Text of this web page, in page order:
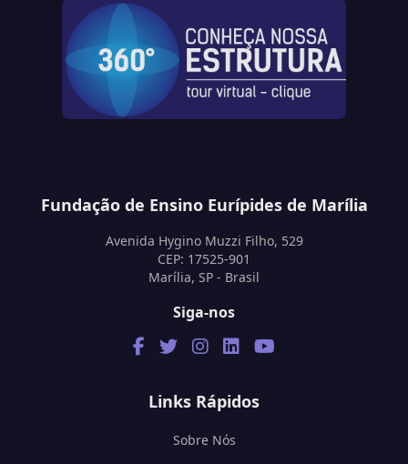
Fundação de Ensino Eurípides de Marília
Avenida Hygino Muzzi Filho, 529
CEP: 17525-901
Marília, SP - Brasil
Siga-nos
Links Rápidos
Sobre Nós